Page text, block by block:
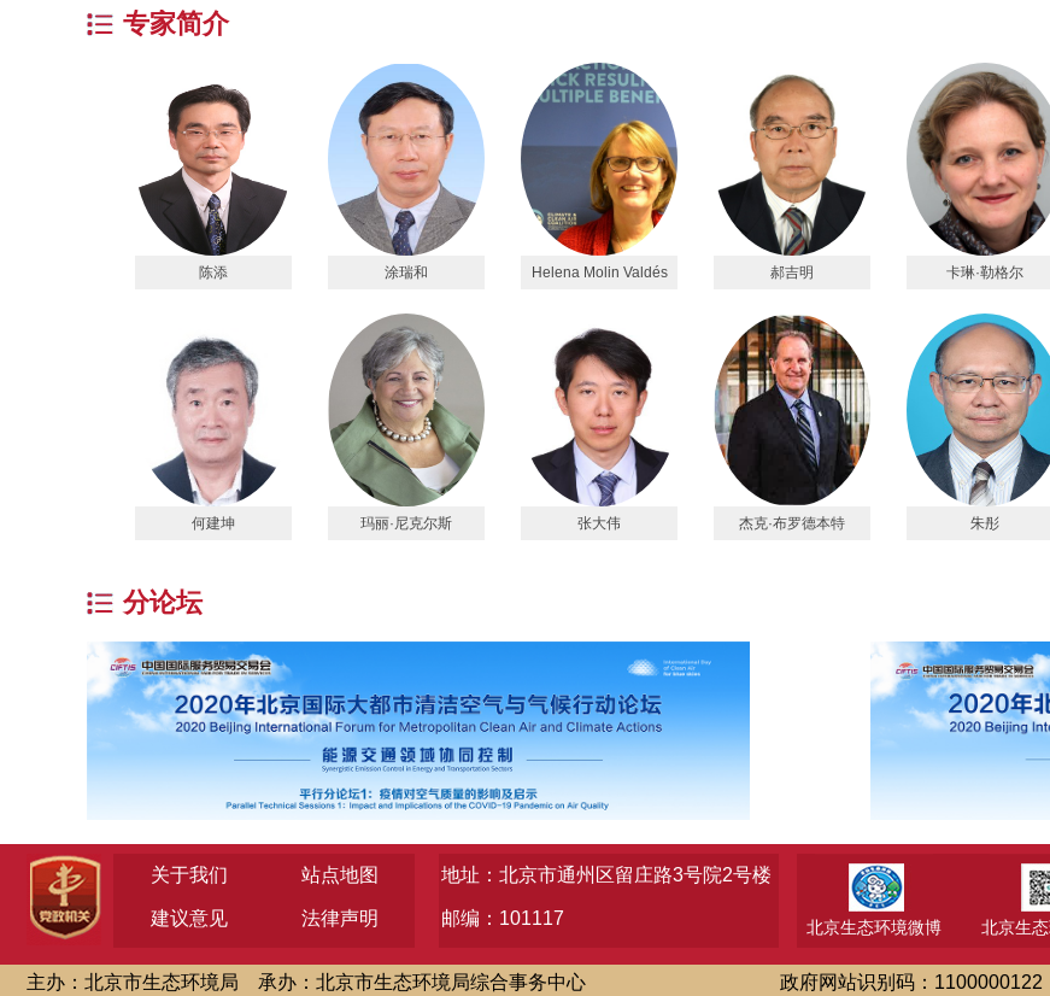
专家简介
陈添 涂瑞和 Helena Molin Valdés 郝吉明 卡琳·勒格尔
何建坤 玛丽·尼克尔斯 张大伟 杰克·布罗德本特 朱彤
分论坛
关于我们 站点地图
建议意见 法律声明
地址：北京市通州区留庄路3号院2号楼
邮编：101117 北京生态环境微博 北京生
主办：北京市生态环境局 承办：北京市生态环境局综合事务中心 政府网站识别码：1100000122